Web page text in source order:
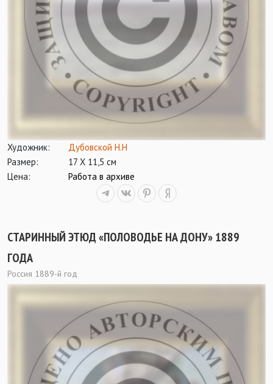
Художник:
Дубовской Н.Н
Размер:
17 Х 11,5 см
Цена:
Работа в архиве
СТАРИННЫЙ ЭТЮД «ПОЛОВОДЬЕ НА ДОНУ» 1889
ГОДА
Россия 1889-й год